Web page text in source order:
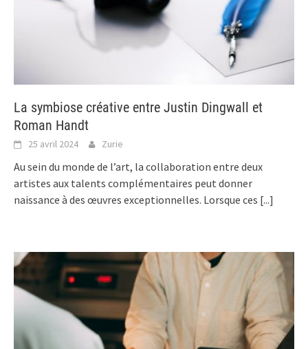
La symbiose créative entre Justin Dingwall et
Roman Handt
25 avril 2024 Zurie
Au sein du monde de l’art, la collaboration entre deux
artistes aux talents complémentaires peut donner
naissance à des œuvres exceptionnelles. Lorsque ces [...]